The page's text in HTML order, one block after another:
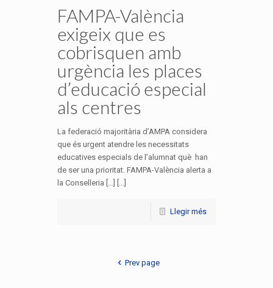
FAMPA-València
exigeix que es
cobrisquen amb
urgència les places
d’educació especial
als centres
La federació majoritària d’AMPA considera
que és urgent atendre les necessitats
educatives especials de l’alumnat què han
de ser una prioritat. FAMPA-València alerta a
la Conselleria […] [...]
Llegir més
Prev page